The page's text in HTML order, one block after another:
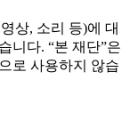
상, 소리 등)에 대
니다. “본 재단”은
로 사용하지 않습